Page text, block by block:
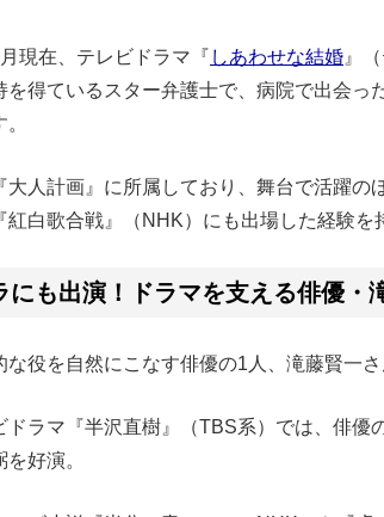
現在、テレビドラマ『 しあわせな結婚 』
を得ているスター弁護士で、病院で出会っ
大人計画』に所属しており、舞台で活躍の
紅白歌合戦』（NHK）にも出場した経験を
にも出演！ドラマを支える俳優・
な役を自然にこなす俳優の1人、滝藤賢一
ドラマ『半沢直樹』（TBS系）では、俳優
好演。